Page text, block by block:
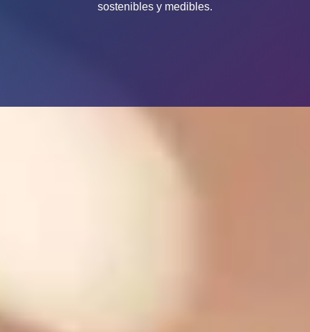
sostenibles y medibles.